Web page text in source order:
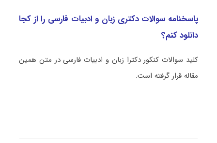
پاسخنامه سوالات دکتری زبان و ادبیات فارسی را از کجا
دانلود کنم؟
کلید سوالات کنکور دکترا زبان و ادبیات فارسی در متن همین
مقاله قرار گرفته است.